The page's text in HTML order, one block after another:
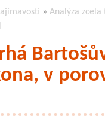
» Analýza
v